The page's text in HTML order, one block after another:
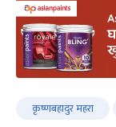
कृष्णबहादुर महरा